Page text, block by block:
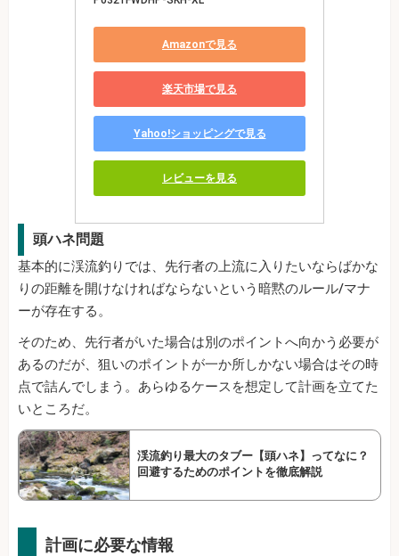
Amazonで見る
楽天市場で見る
Yahoo!ショッピングで見る
レビューを見る
頭ハネ問題
基本的に渓流釣りでは、先行者の上流に入りたいならばかな
りの距離を開けなければならないという暗黙のルール/マナ
ーが存在する。
そのため、先行者がいた場合は別のポイントへ向かう必要が
あるのだが、狙いのポイントが一か所しかない場合はその時
点で詰んでしまう。あらゆるケースを想定して計画を立てた
いところだ。
渓流釣り最大のタブー【頭ハネ】ってなに？
回避するためのポイントを徹底解説
計画に必要な情報